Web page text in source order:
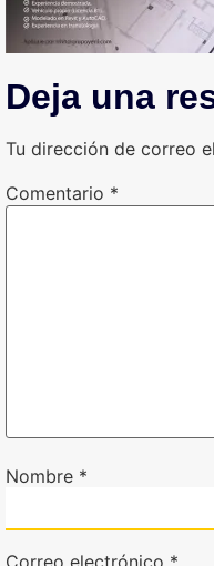
Deja una
Tu dirección de correo
Comentario *
Nombre *